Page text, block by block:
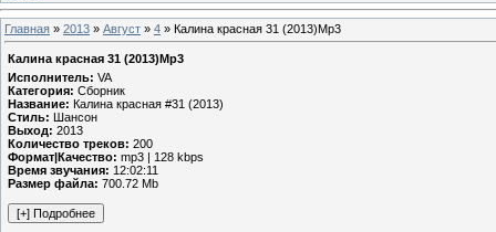
Главная » 2013 » Август » 4 » Калина красная 31 (2013)Mp3
Калина красная 31 (2013)Mp3
Исполнитель: VA
Категория: Сборник
Название: Калина красная #31 (2013)
Стиль: Шансон
Выход: 2013
Количество треков: 200
Формат|Качество: mp3 | 128 kbps
Время звучания: 12:02:11
Размер файла: 700.72 Mb